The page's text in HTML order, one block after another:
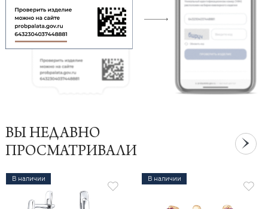
ВЫ НЕДАВНО
ПРОСМАТРИВАЛИ
В наличии В наличии